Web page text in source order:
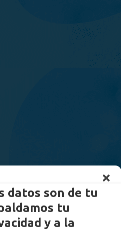
datos son de tu
tu
y a la